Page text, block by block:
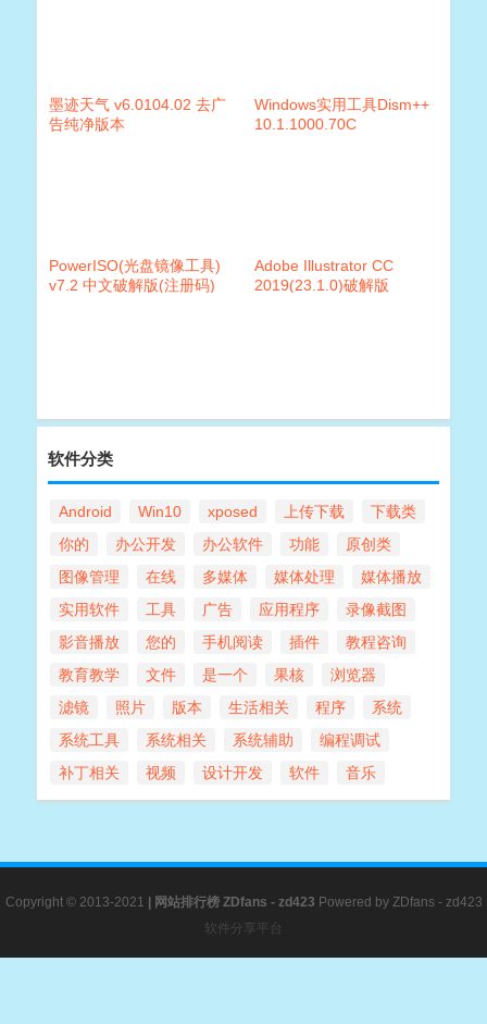
墨迹天气 v6.0104.02 去广
告纯净版本
Windows实用工具Dism++
10.1.1000.70C
PowerISO(光盘镜像工具)
v7.2 中文破解版(注册码)
Adobe Illustrator CC
2019(23.1.0)破解版
软件分类
Android Win10 xposed 上传下载
下载类
你的
办公开发 办公软件 功能
原创类
图像管理
在线 多媒体 媒体处理
媒体播放
实用软件
工具 广告 应用程序
录像截图
影音播放
您的 手机阅读 插件
教程咨询
教育教学
文件 是一个 果核
浏览器
滤镜
照片 版本 生活相关 程序
系统
系统工具
系统相关 系统辅助
编程调试
补丁相关
视频 设计开发 软件 音乐
Copyright © 2013-2021 网站排行榜ZDfans - zd423 Powered by ZDfans - zd423
软件分享平台